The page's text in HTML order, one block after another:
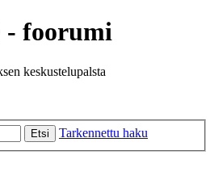
foorumi
keskustelupalsta
Etsi Tarkennettu haku